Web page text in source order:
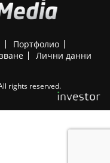
Портфолио
Лични данни
rights reserved.